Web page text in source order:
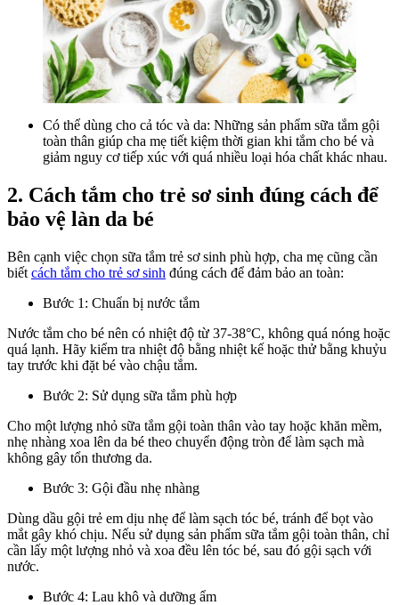
Có thể dùng cho cả tóc và da: Những sản phẩm sữa tắm gội
toàn thân giúp cha mẹ tiết kiệm thời gian khi tắm cho bé và
giảm nguy cơ tiếp xúc với quá nhiều loại hóa chất khác nhau.
2. Cách tắm cho trẻ sơ sinh đúng cách để
bảo vệ làn da bé
Bên cạnh việc chọn sữa tắm trẻ sơ sinh phù hợp, cha mẹ cũng cần
biết cách tắm cho trẻ sơ sinh đúng cách để đảm bảo an toàn:
Bước 1: Chuẩn bị nước tắm
Nước tắm cho bé nên có nhiệt độ từ 37-38°C, không quá nóng hoặc
quá lạnh. Hãy kiểm tra nhiệt độ bằng nhiệt kế hoặc thử bằng khuỷu
tay trước khi đặt bé vào chậu tắm.
Bước 2: Sử dụng sữa tắm phù hợp
Cho một lượng nhỏ sữa tắm gội toàn thân vào tay hoặc khăn mềm,
nhẹ nhàng xoa lên da bé theo chuyển động tròn để làm sạch mà
không gây tổn thương da.
Bước 3: Gội đầu nhẹ nhàng
Dùng dầu gội trẻ em dịu nhẹ để làm sạch tóc bé, tránh để bọt vào
mắt gây khó chịu. Nếu sử dụng sản phẩm sữa tắm gội toàn thân, chỉ
cần lấy một lượng nhỏ và xoa đều lên tóc bé, sau đó gội sạch với
nước.
Bước 4: Lau khô và dưỡng ẩm